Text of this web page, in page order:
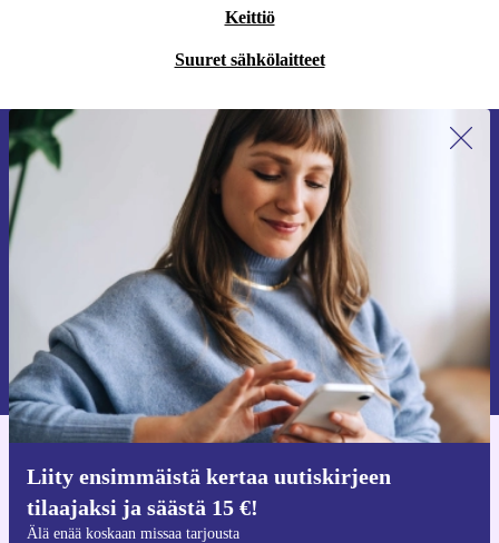
Keittiö
Suuret sähkölaitteet
Liity ensimmäistä kertaa uutiskirjeen
tilaajaksi ja säästä 15 €!
Älä enää koskaan missaa tarjousta
Liity ensimmäistä kertaa uutiskirjeen
tilaajaksi ja säästä 15 €!
Älä missaa enää yhtäkään tarjousta.
Pyydä etukuponki
Lisätietoja henkilötietojen käytöstä löydättietosuojaselosteestamme.
iOS:lle ja Androidille